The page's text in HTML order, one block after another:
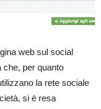
web sul social
che, per quanto
la rete sociale
si è resa